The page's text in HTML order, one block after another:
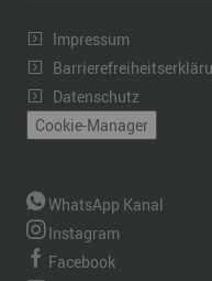
Impressum
Datenschutz
Cookie-Manager
WhatsApp Kanal
Instagram
Facebook